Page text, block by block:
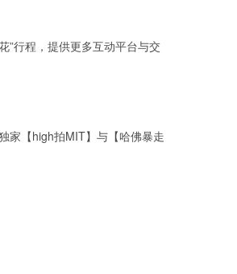
行程，提供更多互动平台与交
家【high拍MIT】与【哈佛暴走